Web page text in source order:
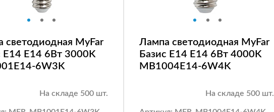
светодиодная MyFar
E14 E14 6Вт 3000K
6W3K
На складе 500 шт.
Лампа светодиодная MyFar
Базис E14 E14 6Вт 4000K
MB1004E14-6W4K
На складе 500 шт.